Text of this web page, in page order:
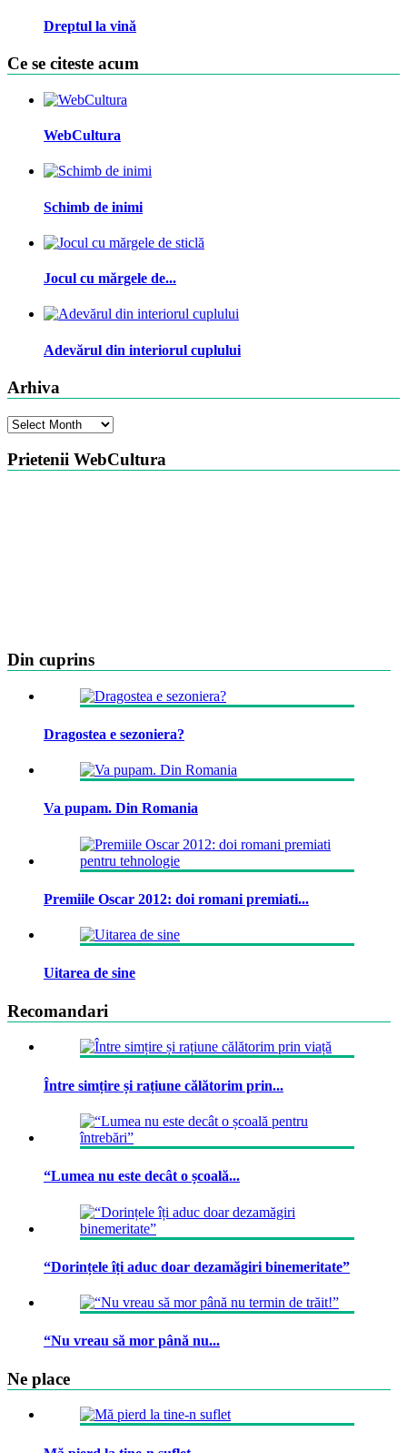
Dreptul la vină
Ce se citeste acum
WebCultura
Schimb de inimi
Jocul cu mărgele de...
Adevărul din interiorul cuplului
Arhiva
Arhiva
Prietenii WebCultura
Din cuprins
Dragostea e sezoniera?
Va pupam. Din Romania
Premiile Oscar 2012: doi romani premiati...
Uitarea de sine
Recomandari
Între simțire și rațiune călătorim prin...
“Lumea nu este decât o școală...
“Dorințele îți aduc doar dezamăgiri binemeritate”
“Nu vreau să mor până nu...
Ne place